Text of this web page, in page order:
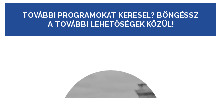
TOVÁBBI PROGRAMOKAT KERESEL? BÖNGÉSSZ
A TOVÁBBI LEHETŐSÉGEK KÖZÜL!